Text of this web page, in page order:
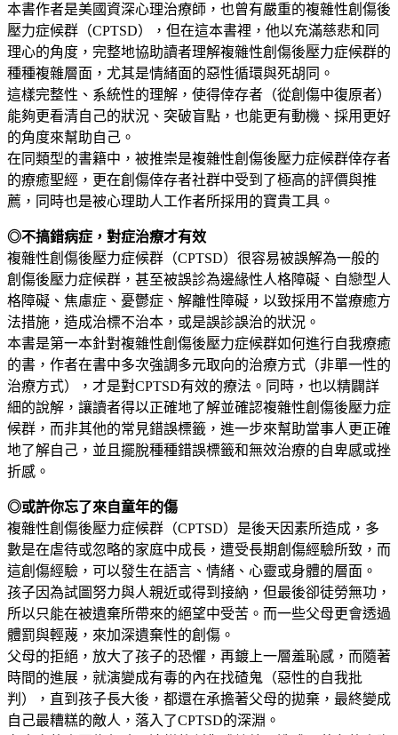
本書作者是美國資深心理治療師，也曾有嚴重的複雜性創傷後
壓力症候群（CPTSD），但在這本書裡，他以充滿慈悲和同
理心的角度，完整地協助讀者理解複雜性創傷後壓力症候群的
種種複雜層面，尤其是情緒面的惡性循環與死胡同。
這樣完整性、系統性的理解，使得倖存者（從創傷中復原者）
能夠更看清自己的狀況、突破盲點，也能更有動機、採用更好
的角度來幫助自己。
在同類型的書籍中，被推崇是複雜性創傷後壓力症候群倖存者
的療癒聖經，更在創傷倖存者社群中受到了極高的評價與推
薦，同時也是被心理助人工作者所採用的寶貴工具。
◎不搞錯病症，對症治療才有效
複雜性創傷後壓力症候群（CPTSD）很容易被誤解為一般的
創傷後壓力症候群，甚至被誤診為邊緣性人格障礙、自戀型人
格障礙、焦慮症、憂鬱症、解離性障礙，以致採用不當療癒方
法措施，造成治標不治本，或是誤診誤治的狀況。
本書是第一本針對複雜性創傷後壓力症候群如何進行自我療癒
的書，作者在書中多次強調多元取向的治療方式（非單一性的
治療方式），才是對CPTSD有效的療法。同時，也以精闢詳
細的說解，讓讀者得以正確地了解並確認複雜性創傷後壓力症
候群，而非其他的常見錯誤標籤，進一步來幫助當事人更正確
地了解自己，並且擺脫種種錯誤標籤和無效治療的自卑感或挫
折感。
◎或許你忘了來自童年的傷
複雜性創傷後壓力症候群（CPTSD）是後天因素所造成，多
數是在虐待或忽略的家庭中成長，遭受長期創傷經驗所致，而
這創傷經驗，可以發生在語言、情緒、心靈或身體的層面。
孩子因為試圖努力與人親近或得到接納，但最後卻徒勞無功，
所以只能在被遺棄所帶來的絕望中受苦。而一些父母更會透過
體罰與輕蔑，來加深遺棄性的創傷。
父母的拒絕，放大了孩子的恐懼，再鍍上一層羞恥感，而隨著
時間的進展，就演變成有毒的內在找碴鬼（惡性的自我批
判），直到孩子長大後，都還在承擔著父母的拋棄，最終變成
自己最糟糕的敵人，落入了CPTSD的深淵。